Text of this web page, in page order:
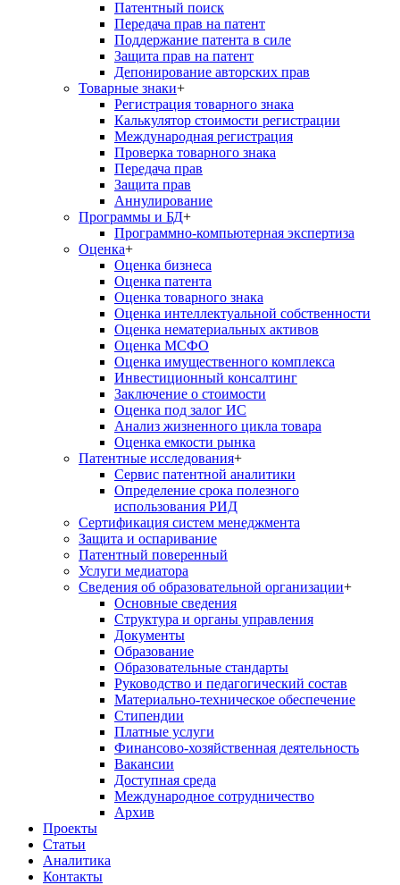
Патентный поиск
Передача прав на патент
Поддержание патента в силе
Защита прав на патент
Депонирование авторских прав
Товарные знаки+
Регистрация товарного знака
Калькулятор стоимости регистрации
Международная регистрация
Проверка товарного знака
Передача прав
Защита прав
Аннулирование
Программы и БД+
Программно-компьютерная экспертиза
Оценка+
Оценка бизнеса
Оценка патента
Оценка товарного знака
Оценка интеллектуальной собственности
Оценка нематериальных активов
Оценка МСФО
Оценка имущественного комплекса
Инвестиционный консалтинг
Заключение о стоимости
Оценка под залог ИС
Анализ жизненного цикла товара
Оценка емкости рынка
Патентные исследования+
Сервис патентной аналитики
Определение срока полезного
использования РИД
Сертификация систем менеджмента
Защита и оспаривание
Патентный поверенный
Услуги медиатора
Сведения об образовательной организации+
Основные сведения
Структура и органы управления
Документы
Образование
Образовательные стандарты
Руководство и педагогический состав
Материально-техническое обеспечение
Стипендии
Платные услуги
Финансово-хозяйственная деятельность
Вакансии
Доступная среда
Международное сотрудничество
Архив
Проекты
Статьи
Аналитика
Контакты